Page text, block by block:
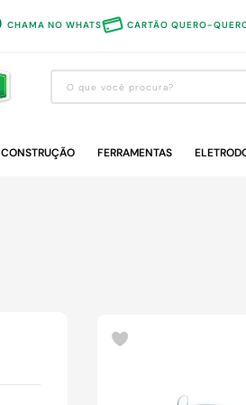
CHAMA NO WHATS CARTÃO QUERO-
O que você procura?
CONSTRUÇÃO FERRAMENTAS
1º
guarda roupa
forro pvc